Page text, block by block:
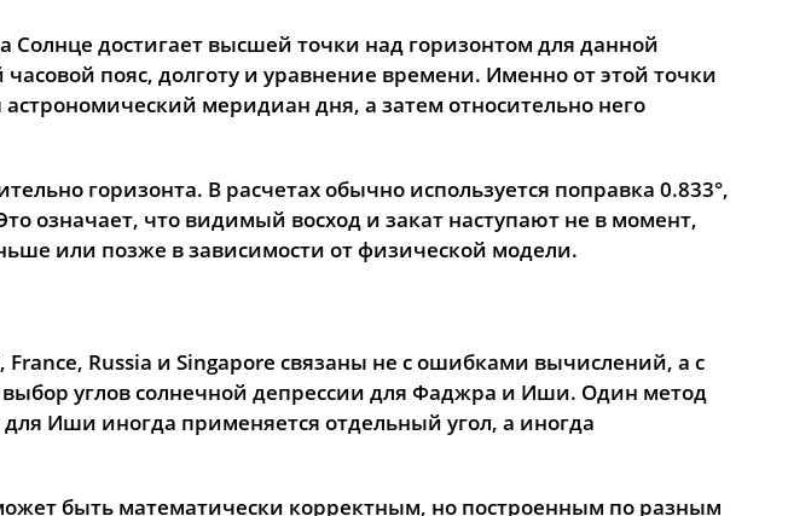
05:52 13:20 17:18 20:47
23:03
13:20 17:15
23:00
05:59 13:19 17:13 20:39
22:56
06:05 13:19 20:30
22:43
06:08 13:18 17:07 20:28
достигает высшей точки над горизонтом для данной
пояс, долготу и уравнение времени. Именно от этой точки
меридиан дня, а затем относительно него
горизонта. В расчетах обычно используется поправка 0.833°,
означает, что видимый восход и закат наступают не в момент,
или позже в зависимости от физической модели.
Russia и Singapore связаны не с ошибками вычислений, а с
углов солнечной депрессии для Фаджра и Иши. Один метод
Иши иногда применяется отдельный угол, а иногда
быть математически корректным, но построенным по разным